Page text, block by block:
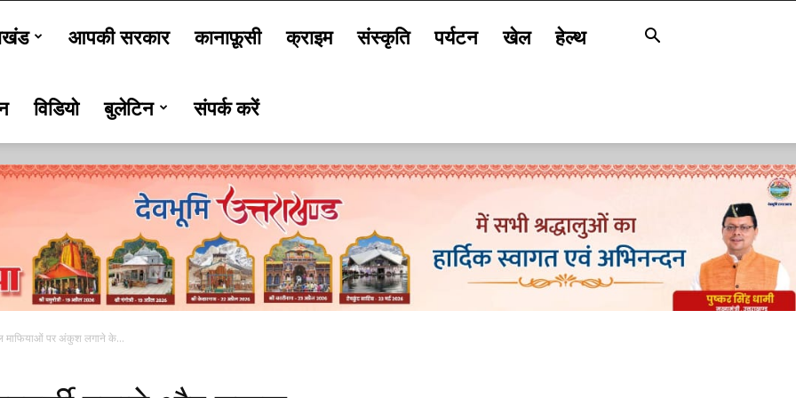
आपकी सरकार कानाफ़ूसी क्राइम संस्कृति पर्यटन खेल हेल्थ
विडियो बुलेटिन संपर्क करें
माफियाओं पर अंकुश लगाने के...